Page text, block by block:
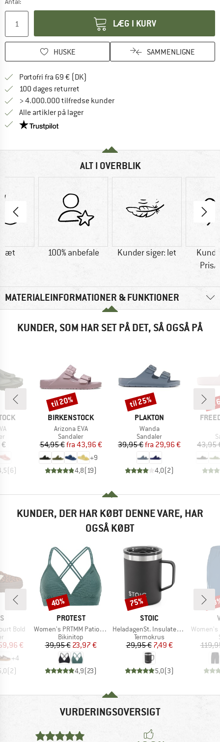
LÆG I KURV
HUSKE SAMMENLIGNE
Portofri fra 69 € (DK)
100 dages returret
> 4.000.000 tilfredse kunder
Alle artikler på lager
Vi er Trustpilot-certificeret - oplysningerne får du
ALT I OVERBLIK
100% anbefale Kunder siger: let
Pris/
MATERIALEINFORMATIONER & FUNKTIONER
KUNDER, SOM HAR SET PÅ DET, SÅ OGSÅ PÅ
(6)
MÆRKE
BIRKENSTOCK
Artikel
Arizona EVA
Produktgruppe
Sandaler
Pris
54,95 € Nedsat pris
fra 43,96 €
+9
4,8( 19)
Rabat
til 20%
MÆRKE
PLAKTON
Artikel
Wanda
Produktgruppe
Sandaler
Pris
39,95 € Nedsat pris
fra 29,96 €
4,0(2)
Rabat
til 25%
43,95
KUNDER, DER HAR KØBT DENNE VARE, HAR
OGSÅ KØBT
Bold
pris
€
+4
(2)
MÆRKE
PROTEST
Artikel
Women's PRTMM Patio Triangle
Produktgruppe
Bikinitop
Pris
39,95 €Nedsat pris
23,97 €
4,9(23)
Rabat
40%
MÆRKE
STOIC
Artikel
HeladagenSt. Insulated Cup
Produktgruppe
Termokrus
Pris
29,95 €Nedsat pris
7,49 €
5,0(3)
Rabat
75%
Artikel
Women's
VURDERINGSOVERSIGT